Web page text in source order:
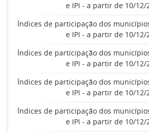
e IPI - a partir de 10/12/
Índices de participação dos
e IPI - a partir de 10/12/
Índices de participação dos
e IPI - a partir de 10/12/
Índices de participação dos
e IPI - a partir de 10/12/
Índices de participação dos
e IPI - a partir de 10/12/